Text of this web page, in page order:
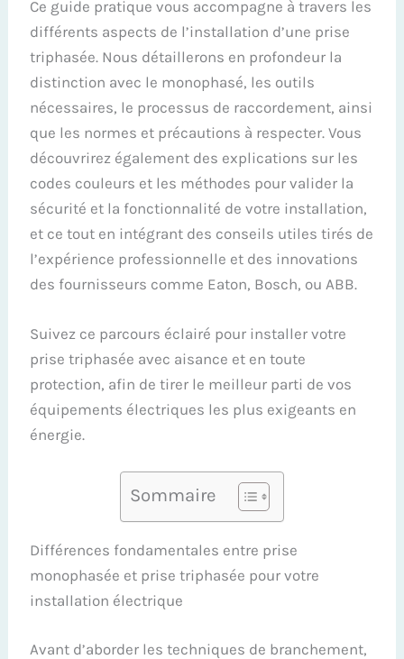
Ce guide pratique vous accompagne à travers les
différents aspects de l’installation d’une prise
triphasée. Nous détaillerons en profondeur la
distinction avec le monophasé, les outils
nécessaires, le processus de raccordement, ainsi
que les normes et précautions à respecter. Vous
découvrirez également des explications sur les
codes couleurs et les méthodes pour valider la
sécurité et la fonctionnalité de votre installation,
et ce tout en intégrant des conseils utiles tirés de
l’expérience professionnelle et des innovations
des fournisseurs comme Eaton, Bosch, ou ABB.
Suivez ce parcours éclairé pour installer votre
prise triphasée avec aisance et en toute
protection, afin de tirer le meilleur parti de vos
équipements électriques les plus exigeants en
énergie.
Sommaire
Différences fondamentales entre prise
monophasée et prise triphasée pour votre
installation électrique
Avant d’aborder les techniques de branchement,